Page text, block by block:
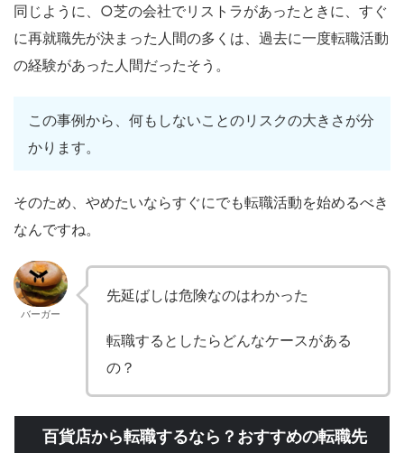
同じように、○芝の会社でリストラがあったときに、すぐ
に再就職先が決まった人間の多くは、過去に一度転職活動
の経験があった人間だったそう。
この事例から、何もしないことのリスクの大きさが分
かります。
そのため、やめたいならすぐにでも転職活動を始めるべき
なんですね。
バーガー
先延ばしは危険なのはわかった
転職するとしたらどんなケースがある
の？
百貨店から転職するなら？おすすめの転職先